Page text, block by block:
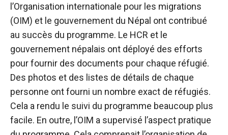
l’Organisation internationale pour les migrations
(OIM) et le gouvernement du Népal ont contribué
au succès du programme. Le HCR et le
gouvernement népalais ont déployé des efforts
pour fournir des documents pour chaque réfugié.
Des photos et des listes de détails de chaque
personne ont fourni un nombre exact de réfugiés.
Cela a rendu le suivi du programme beaucoup plus
facile. En outre, l’OIM a supervisé l’aspect pratique